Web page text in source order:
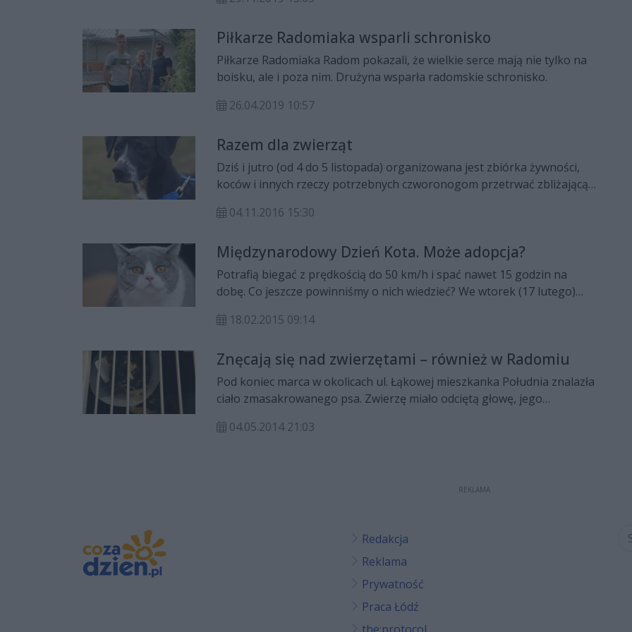
Piłkarze Radomiaka wsparli schronisko
Piłkarze Radomiaka Radom pokazali, że wielkie serce mają nie tylko na
boisku, ale i poza nim. Drużyna wsparła radomskie schronisko.
26.04.2019 10:57
Razem dla zwierząt
Dziś i jutro (od 4 do 5 listopada) organizowana jest zbiórka żywności,
koców i innych rzeczy potrzebnych czworonogom przetrwać zbliżającą
04.11.2016 15:30
Międzynarodowy Dzień Kota. Może adopcja?
Potrafią biegać z prędkością do 50 km/h i spać nawet 15 godzin na
dobę. Co jeszcze powinniśmy o nich wiedzieć? We wtorek (17 lutego)
18.02.2015 09:14
Znęcają się nad zwierzętami – również w Radomiu
Pod koniec marca w okolicach ul. Łąkowej mieszkanka Południa znalazła
ciało zmasakrowanego psa. Zwierzę miało odciętą głowę, jego
bestialstwa wobec zwierząt, jaki ostatnio odnotowała Straż Miejska w
04.05.2014 21:03
REKLAMA
Redakcja
Reklama
Prywatność
Praca Łódź
the:protocol